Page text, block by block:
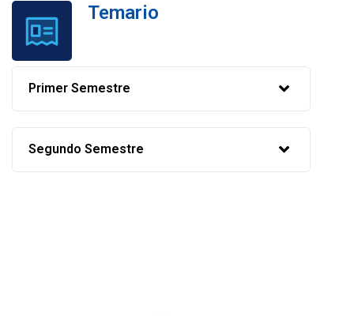
Temario
Primer Semestre
Segundo Semestre